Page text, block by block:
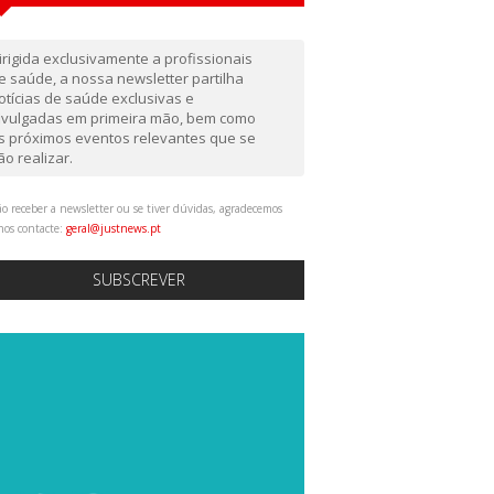
exclusivamente a profissionais
saúde, a nossa newsletter partilha
de saúde exclusivas e
em primeira mão, bem como
próximos eventos relevantes que se
realizar.
receber a newsletter ou se tiver dúvidas, agradecemos
contacte: geral@justnews.pt
SUBSCREVER